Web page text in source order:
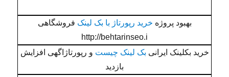
بهبود پروژه خرید رپورتاژ با بک لینک فروشگاهی
http://behtarinseo.i
خرید بکلینک ایرانی بک لینک چیست و رپورتاژاگهی افزایش
بازدید